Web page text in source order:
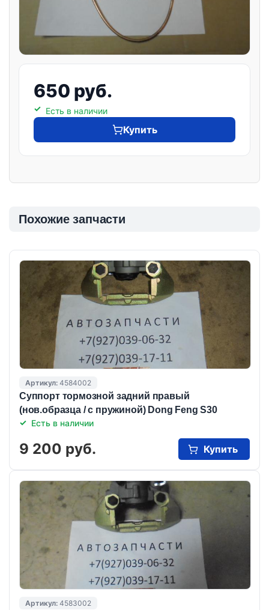
650 руб.
Есть в наличии
Купить
Похожие запчасти
Артикул: 4584002
Суппорт тормозной задний правый
(нов.образца / с пружиной) Dong Feng S30
Есть в наличии
9 200 руб. Купить
Артикул: 4583002